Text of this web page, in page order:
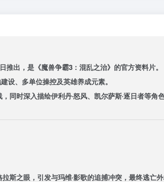
推出，是《魔兽争霸3：混乱之治》的官方资料片。
设、多单位操控及英雄养成元素。
同时深入描绘伊利丹·怒风、凯尔萨斯·逐日者等
斯之眼，引发与玛维·影歌的追捕冲突，最终逃亡外